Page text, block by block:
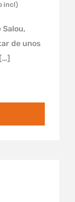
incl)
de unos